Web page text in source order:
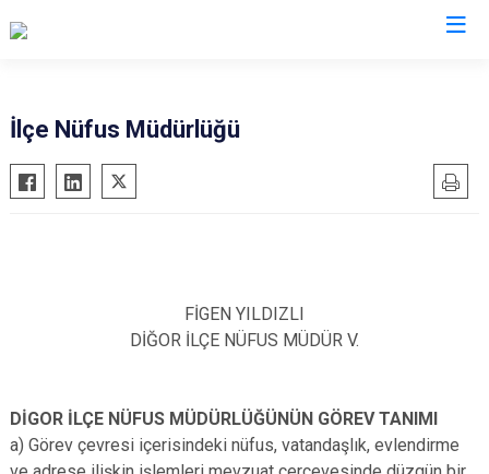
Akyaka
Arpaçay
İlçe Nüfus Müdürlüğü
FİGEN YILDIZLI
DİĞOR İLÇE NÜFUS MÜDÜR V.
DİGOR İLÇE NÜFUS MÜDÜRLÜĞÜNÜN GÖREV TANIMI
a) Görev çevresi içerisindeki nüfus, vatandaşlık, evlendirme